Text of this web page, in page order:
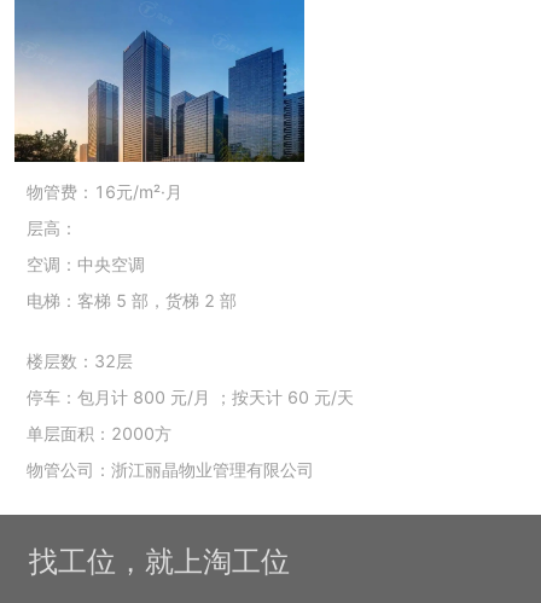
物管费：16元/m²·月
层高：
空调：中央空调
电梯：客梯 5 部，货梯 2 部
楼层数：32层
停车：包月计 800 元/月 ；按天计 60 元/天
单层面积：2000方
物管公司：浙江丽晶物业管理有限公司
找工位，就上淘工位